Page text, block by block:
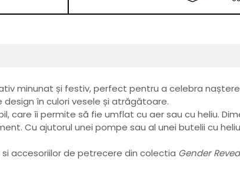
minunat și festiv, perfect pentru a celebra
în culori vesele și atrăgătoare.
îi permite să fie umflat cu aer sau cu heliu.
Cu ajutorul unei pompe sau al unei butelii cu
accesoriilor de petrecere din colectia Gender